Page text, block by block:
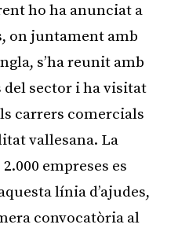
ho ha anunciat a
on juntament amb
s’ha reunit amb
sector i ha visitat
carrers comercials
vallesana. La
empreses es
línia d’ajudes,
convocatòria al